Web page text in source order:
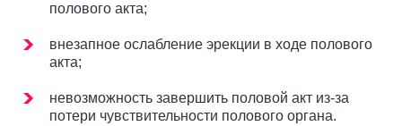
полового акта;
внезапное ослабление эрекции в ходе полового
акта;
невозможность завершить половой акт из-за
потери чувствительности полового органа.